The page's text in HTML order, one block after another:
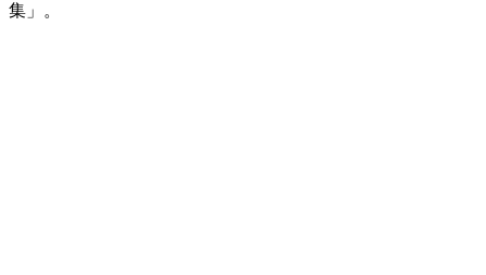
集」。